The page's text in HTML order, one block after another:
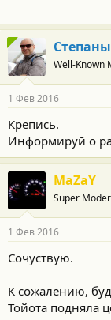
Well-Known
1 Фев 2016
Крепись.
Информируй о
MaZaY
Super
1 Фев 2016
Сочуствую.
К сожалению,
Тойота подняла